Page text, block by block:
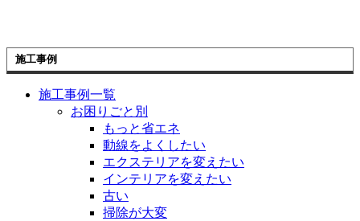
施工事例
施工事例一覧
お困りごと別
もっと省エネ
動線をよくしたい
エクステリアを変えたい
インテリアを変えたい
古い
掃除が大変